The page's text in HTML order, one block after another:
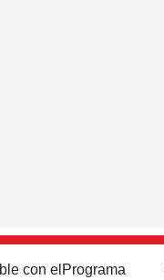
con el Programa